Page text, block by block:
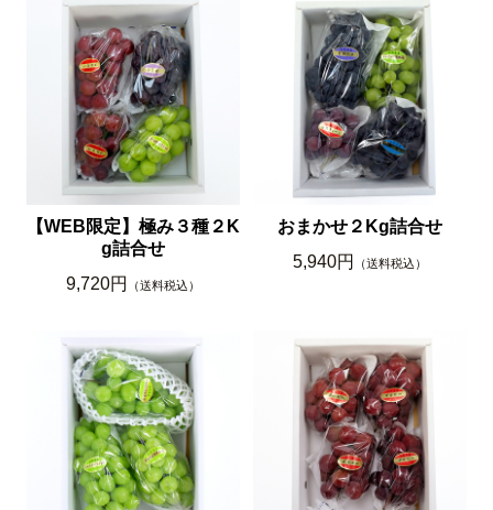
【WEB限定】極み３種２K
g詰合せ
9,720円
（送料税込）
おまかせ２Kg詰合せ
5,940円
（送料税込）